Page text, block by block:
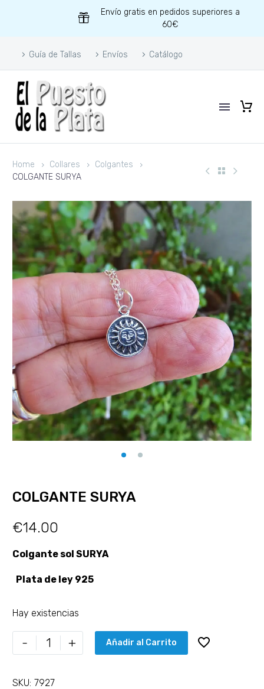
Envío gratis en pedidos superiores a
60€
Guía de Tallas Envíos Catálogo
Home Collares
Colgantes
COLGANTE SURYA
COLGANTE SURYA
€14.00
Colgante sol SURYA
Plata de ley 925
Hay existencias
- + Añadir al Carrito
SKU: 7927